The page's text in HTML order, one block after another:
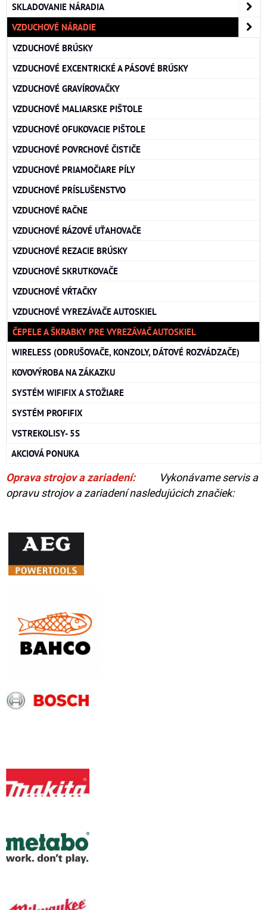
SKLADOVANIE NÁRADIA
VZDUCHOVÉ NÁRADIE
VZDUCHOVÉ BRÚSKY
VZDUCHOVÉ EXCENTRICKÉ A PÁSOVÉ BRÚSKY
VZDUCHOVÉ GRAVÍROVAČKY
VZDUCHOVÉ MALIARSKE PIŠTOLE
VZDUCHOVÉ OFUKOVACIE PIŠTOLE
VZDUCHOVÉ POVRCHOVÉ ČISTIČE
VZDUCHOVÉ PRIAMOČIARE PÍLY
VZDUCHOVÉ PRÍSLUŠENSTVO
VZDUCHOVÉ RAČNE
VZDUCHOVÉ RÁZOVÉ UŤAHOVAČE
VZDUCHOVÉ REZACIE BRÚSKY
VZDUCHOVÉ SKRUTKOVAČE
VZDUCHOVÉ VŔTAČKY
VZDUCHOVÉ VYREZÁVAČE AUTOSKIEL
ČEPELE A ŠKRABKY PRE VYREZÁVAČ AUTOSKIEL
WIRELESS (ODRUŠOVAČE, KONZOLY, DÁTOVÉ ROZVÁDZAČE)
KOVOVÝROBA NA ZÁKAZKU
SYSTÉM WIFIFIX A STOŽIARE
SYSTÉM PROFIFIX
VSTREKOLISY- 5S
AKCIOVÁ PONUKA
Oprava strojov a zariadení:
Vykonávame servis a
opravu strojov a zariadení nasledujúcich značiek: